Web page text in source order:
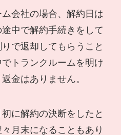
会社の場合、解約日は
中で解約手続きをして
で返却してもらうこと
トランクルームを明け
金はありません。
に解約の決断をしたと
月末になることもあり